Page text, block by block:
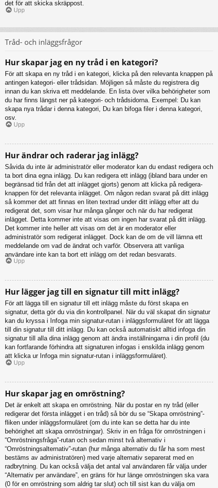
det för att skicka skräppost.
Upp
Tråd- och inläggsfrågor
Hur skapar jag en ny tråd i en kategori?
För att skapa en ny tråd i en kategori, klicka på den relevanta knappen på
antingen kategori- eller trådsidan. Möjligen så måste du registrera dig
innan du kan skriva ett meddelande. En lista över vilka behörigheter som
du har finns längst ner på kategori- och trådsidorna. Exempel: Du kan
skapa nya trådar i denna kategori, Du kan bifoga filer i denna kategori,
osv.
Upp
Hur ändrar och raderar jag inlägg?
Såvida du inte är administratör eller moderator kan du endast redigera och
ta bort dina egna inlägg. Du kan redigera ett inlägg (ibland bara under en
begränsad tid från det att inlägget gjorts) genom att klicka på redigera-
knappen för det relevanta inlägget. Om någon redan svarat på ditt inlägg
så kommer det att finnas en liten textrad under ditt inlägg efter att du
redigerat det, som visar hur många gånger och när du har redigerat
inlägget. Detta kommer inte att visas om ingen har svarat på ditt inlägg.
Det kommer inte heller att visas om det är en moderator eller
administratör som redigerat inlägget. Dock kan de om de vill lämna ett
meddelande om vad de ändrat och varför. Observera att vanliga
användare inte kan ta bort ett inlägg om det redan besvarats.
Upp
Hur lägger jag till en signatur till mitt inlägg?
För att lägga till en signatur till ett inlägg måste du först skapa en
signatur, detta gör du via din kontrollpanel. När du väl skapat din signatur
kan du kryssa i Infoga min signatur-rutan i inläggsformuläret för att lägga
till din signatur till ditt inlägg. Du kan också automatiskt alltid infoga din
signatur till alla dina inlägg genom att ändra inställningarna i din profil (du
kan fortfarande förhindra att signaturen infogas i enskilda inlägg genom
att klicka ur Infoga min signatur-rutan i inläggsformuläret).
Upp
Hur skapar jag en omröstning?
Det är enkelt att skapa en omröstning. När du postar en ny tråd (eller
redigerar det första inlägget i en tråd) så bör du se “Skapa omröstning”-
fliken under inläggsformuläret (om du inte kan se detta har du inte
behörighet att skapa omröstningar). Skriv in en fråga för omröstningen i
“Omröstningsfråga”-rutan och sedan minst två alternativ i
“Omröstningsalternativ”-rutan (hur många alternativ du får ha som mest
bestäms av administratören) med varje alternativ separerat med en
radbrytning. Du kan också välja det antal val användaren får välja under
“Alternativ per användare”, en gräns för hur länge omröstningen ska vara
(0 för en omröstning som aldrig tar slut) och till sist kan du välja om